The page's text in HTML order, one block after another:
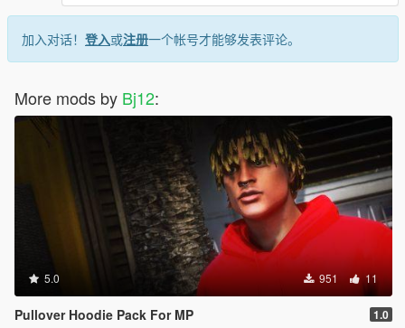
加入对话！ 登入或注册一个帐号才能够发表评论。
More mods by Bj12:
5.0 951 11
Pullover Hoodie Pack For MP 1.0